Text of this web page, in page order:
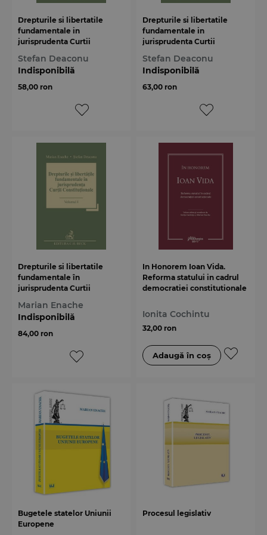
Drepturile si libertatile
fundamentale in
jurisprudenta Curtii
Stefan Deaconu
Indisponibilă
58,00 ron
Drepturile si libertatile
fundamentale in
jurisprudenta Curtii
Stefan Deaconu
Indisponibilă
63,00 ron
Drepturile si libertatile
fundamentale în
jurisprudenta Curtii
Marian Enache
Indisponibilă
84,00 ron
In Honorem Ioan Vida.
Reforma statului in cadrul
democratiei constitutionale
Ionita Cochintu
32,00 ron
Bugetele statelor Uniunii
Europene
Procesul legislativ